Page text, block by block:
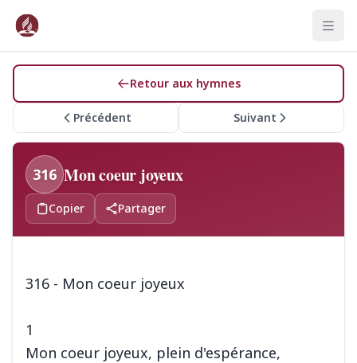
Retour aux hymnes
Précédent Suivant
316 Mon coeur joyeux
Copier Partager
316 - Mon coeur joyeux
1
Mon coeur joyeux, plein d'espérance,